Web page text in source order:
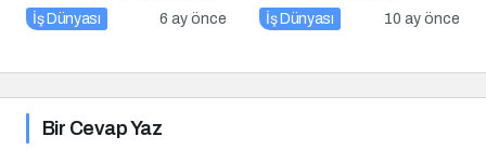
Talk N Training “İlham
İş Dünyası 6 ay önce İş Dünyası 10 ay önce
Bir Cevap Yaz